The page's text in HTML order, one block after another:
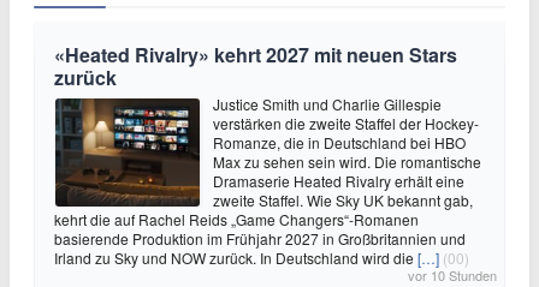
«Heated Rivalry» kehrt 2027 mit neuen Stars
zurück
Justice Smith und Charlie Gillespie
verstärken die zweite Staffel der Hockey-
Romanze, die in Deutschland bei HBO
Max zu sehen sein wird. Die romantische
Dramaserie Heated Rivalry erhält eine
zweite Staffel. Wie Sky UK bekannt gab,
kehrt die auf Rachel Reids „Game Changers“-Romanen
basierende Produktion im Frühjahr 2027 in Großbritannien und
Irland zu Sky und NOW zurück. In Deutschland wird die […] (00)
vor 10 Stunden